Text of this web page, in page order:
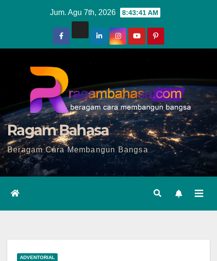
Jum. Agu 7th, 2026 8:43:43 AM
Ragam Bahasa
Beragam Cara Membangun Bangsa
ADVENTORIAL